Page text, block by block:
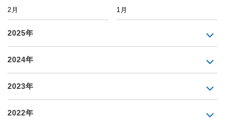
2月 1月
2025年
2024年
2023年
2022年